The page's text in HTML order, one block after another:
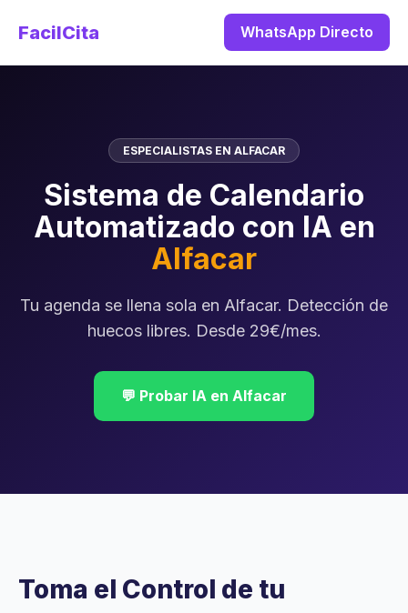
FacilCita WhatsApp Directo
ESPECIALISTAS EN ALFACAR
Sistema de Calendario
Automatizado con IA en
Alfacar
Tu agenda se llena sola en Alfacar. Detección de
huecos libres. Desde 29€/mes.
💬 Probar IA en Alfacar
Toma el Control de tu